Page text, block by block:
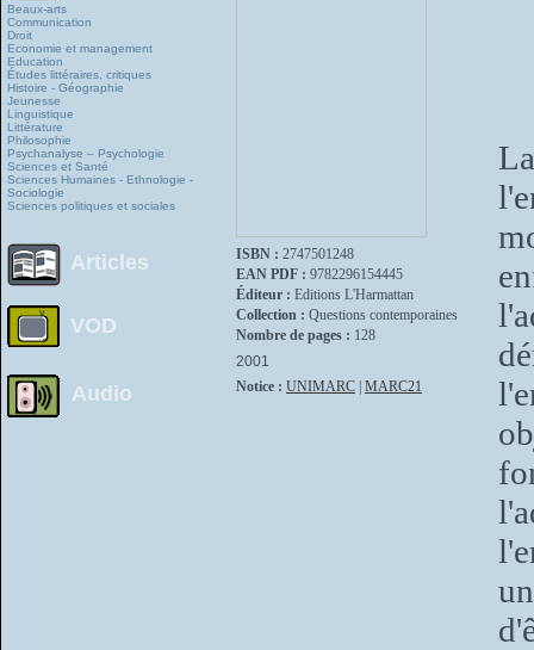
Beaux-arts
Communication
Droit
Economie et management
Education
Études littéraires, critiques
Histoire - Géographie
Jeunesse
Linguistique
Littérature
Philosophie
Psychanalyse – Psychologie
Sciences et Santé
Sciences Humaines - Ethnologie -
Sociologie
Sciences politiques et sociales
Articles
VOD
Audio
ISBN : 2747501248
EAN PDF : 9782296154445
Éditeur : Editions L'Harmattan
Collection : Questions contemporaines
Nombre de pages : 128
2001
Notice : UNIMARC MARC21